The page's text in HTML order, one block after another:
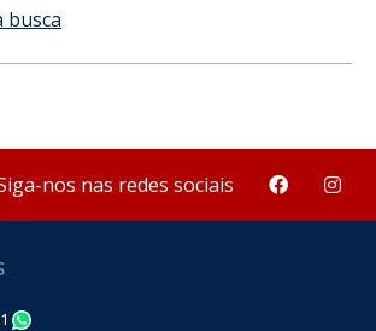
busca
nos nas redes sociais